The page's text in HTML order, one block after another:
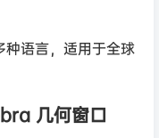
语言，适用于全球
几何窗口